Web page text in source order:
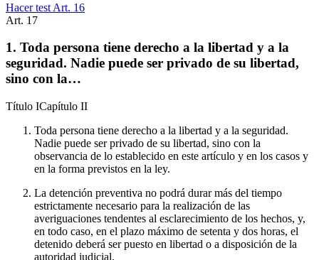
Hacer test Art. 16
Art. 17
1. Toda persona tiene derecho a la libertad y a la
seguridad. Nadie puede ser privado de su libertad,
sino con la…
Título ICapítulo II
Toda persona tiene derecho a la libertad y a la seguridad.
Nadie puede ser privado de su libertad, sino con la
observancia de lo establecido en este artículo y en los casos y
en la forma previstos en la ley.
La detención preventiva no podrá durar más del tiempo
estrictamente necesario para la realización de las
averiguaciones tendentes al esclarecimiento de los hechos, y,
en todo caso, en el plazo máximo de setenta y dos horas, el
detenido deberá ser puesto en libertad o a disposición de la
autoridad judicial.